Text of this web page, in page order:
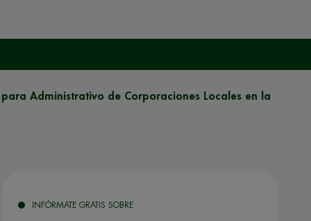
Administrativo de Corporaciones Locales en la
INFÓRMATE GRATIS SOBRE